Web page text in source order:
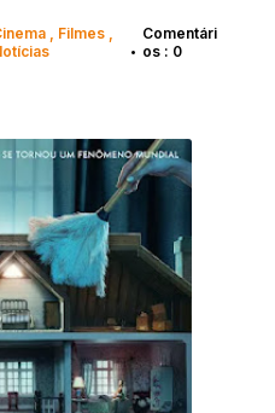
Filmes
•
Comentári
os : 0